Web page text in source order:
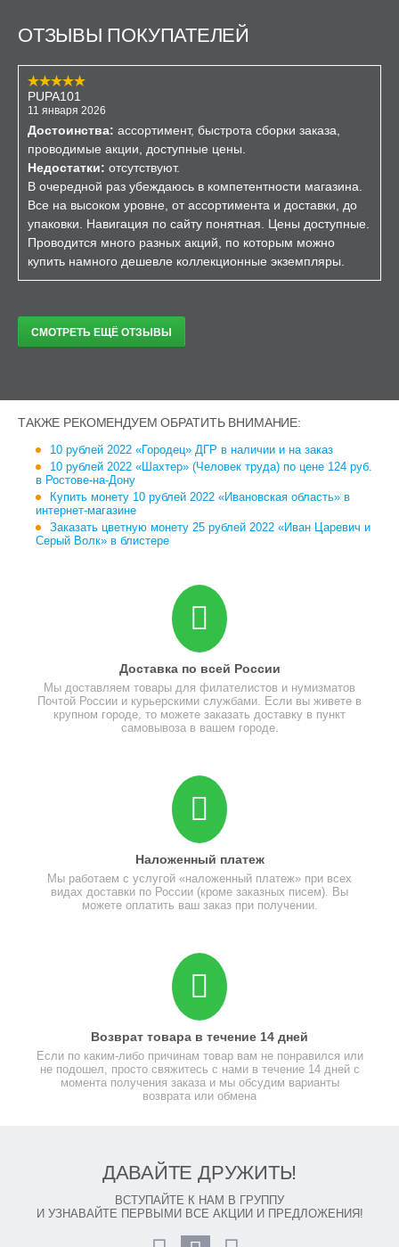
ОТЗЫВЫ ПОКУПАТЕЛЕЙ
PUPA101
11 января 2026
Достоинства: ассортимент, быстрота сборки заказа,
проводимые акции, доступные цены.
Недостатки: отсутствуют.
В очередной раз убеждаюсь в компетентности магазина.
Все на высоком уровне, от ассортимента и доставки, до
упаковки. Навигация по сайту понятная. Цены доступные.
Проводится много разных акций, по которым можно
купить намного дешевле коллекционные экземпляры.
СМОТРЕТЬ ЕЩЁ ОТЗЫВЫ
ТАКЖЕ РЕКОМЕНДУЕМ ОБРАТИТЬ ВНИМАНИЕ:
10 рублей 2022 «Городец» ДГР в наличии и на заказ
10 рублей 2022 «Шахтер» (Человек труда) по цене 124 руб.
в Ростове-на-Дону
Купить монету 10 рублей 2022 «Ивановская область» в
интернет-магазине
Заказать цветную монету 25 рублей 2022 «Иван Царевич и
Серый Волк» в блистере
Доставка по всей России
Мы доставляем товары для филателистов и нумизматов
Почтой России и курьерскими службами. Если вы живете в
крупном городе, то можете заказать доставку в пункт
самовывоза в вашем городе.
Наложенный платеж
Мы работаем с услугой «наложенный платеж» при всех
видах доставки по России (кроме заказных писем). Вы
можете оплатить ваш заказ при получении.
Возврат товара в течение 14 дней
Если по каким-либо причинам товар вам не понравился или
не подошел, просто свяжитесь с нами в течение 14 дней с
момента получения заказа и мы обсудим варианты
возврата или обмена
ДАВАЙТЕ ДРУЖИТЬ!
ВСТУПАЙТЕ К НАМ В ГРУППУ
И УЗНАВАЙТЕ ПЕРВЫМИ ВСЕ АКЦИИ И ПРЕДЛОЖЕНИЯ!